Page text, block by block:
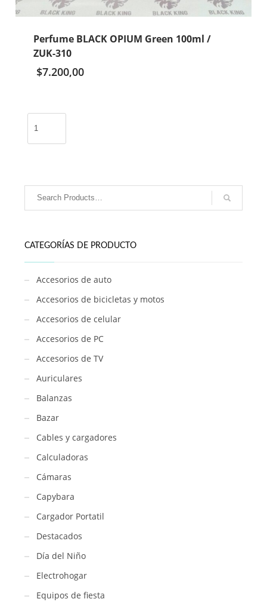
Perfume BLACK OPIUM Green 100ml /
ZUK-310
$7.200,00
BLACK
OPIUM
310
CATEGORÍAS DE PRODUCTO
Accesorios de auto
Accesorios de bicicletas y motos
Accesorios de celular
Accesorios de PC
Accesorios de TV
Auriculares
Balanzas
Bazar
Cables y cargadores
Calculadoras
Cámaras
Capybara
Cargador Portatil
Destacados
Día del Niño
Electrohogar
Equipos de fiesta